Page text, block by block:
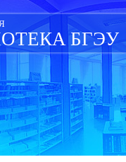
БГЭУ